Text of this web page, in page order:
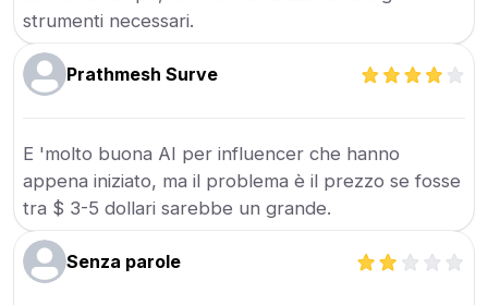
strumenti necessari.
Prathmesh Surve
E 'molto buona AI per influencer che hanno
appena iniziato, ma il problema è il prezzo se fosse
tra $ 3-5 dollari sarebbe un grande.
Senza parole